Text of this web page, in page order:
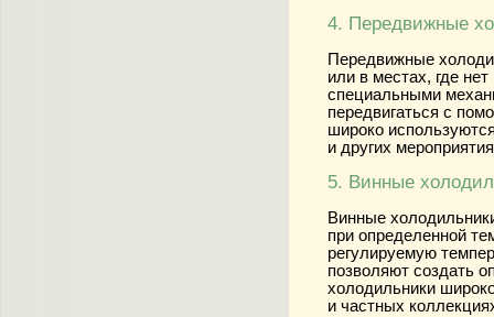
4. Передвижные
Передвижные
или в местах, где
специальными
передвигаться с
широко
и других
5. Винные
Винные
при определенной
регулируемую
позволяют создать
холодильники
и частных